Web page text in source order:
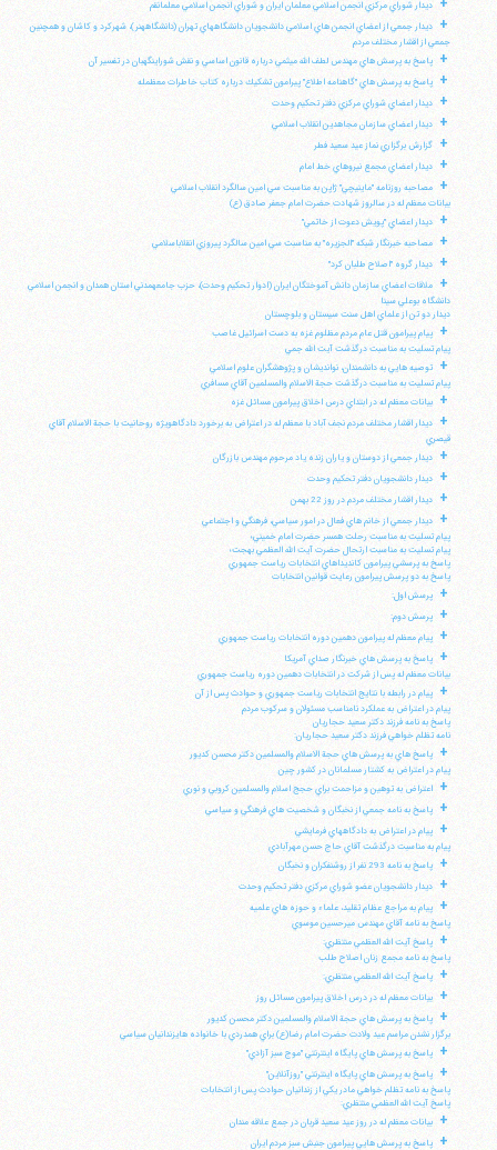
ديدار شوراي مركزي انجمن اسلامي معلمان ايران و شوراي انجمن اسلامي معلمانقم
+
ديدار جمعي از اعضاي انجمن هاي اسلامي دانشجويان دانشگاههاي تهران (دانشگاههنر)، شهركرد و كاشان و همچنين
جمعي از اقشار مختلف مردم
+ پاسخ به پرسش هاي مهندس لطف الله ميثمي درباره قانون اساسي و نقش شوراينگهبان در تفسير آن
+ پاسخ به پرسش هاي "گاهنامه اطلاع" پيرامون تشكيك درباره كتاب خاطرات معظمله
+ ديدار اعضاي شوراي مركزي دفتر تحكيم وحدت
+ ديدار اعضاي سازمان مجاهدين انقلاب اسلامي
+ گزارش برگزاري نماز عيد سعيد فطر
+ ديدار اعضاي مجمع نيروهاي خط امام
+
مصاحبه روزنامه "ماينيچي" ژاپن به مناسبت سي امين سالگرد انقلاب اسلامي
بيانات معظم له در سالروز شهادت حضرت امام جعفر صادق (ع)
+ ديدار اعضاي "پويش دعوت از خاتمي"
+ مصاحبه خبرنگار شبكه "الجزيره" به مناسبت سي امين سالگرد پيروزي انقلاباسلامي
+ ديدار گروه "اصلاح طلبان كرد"
+
ملاقات اعضاي سازمان دانش آموختگان ايران (ادوار تحكيم وحدت)، حزب جامعهمدني استان همدان و انجمن اسلامي
دانشگاه بوعلي سينا
ديدار دو تن از علماي اهل سنت سيستان و بلوچستان
+
پيام پيرامون قتل عام مردم مظلوم غزه به دست اسرائيل غاصب
پيام تسليت به مناسبت درگذشت آيت الله جمي
+
توصيه هايي به دانشمندان، نوانديشان و پژوهشگران علوم اسلامي
پيام تسليت به مناسبت درگذشت حجة الاسلام والمسلمين آقاي مسافري
+ بيانات معظم له در ابتداي درس اخلاق پيرامون مسائل غزه
+
ديدار اقشار مختلف مردم نجف آباد با معظم له در اعتراض به برخورد دادگاهويژه روحانيت با حجة الاسلام آقاي
قيصري
+ ديدار جمعي از دوستان و ياران زنده ياد مرحوم مهندس بازرگان
+ ديدار دانشجويان دفتر تحكيم وحدت
+ ديدار اقشار مختلف مردم در روز 22 بهمن
+
ديدار جمعي از خانم هاي فعال در امور سياسي، فرهنگي و اجتماعي
پيام تسليت به مناسبت رحلت همسر حضرت امام خميني؛
پيام تسليت به مناسبت ارتحال حضرت آيت الله العظمي بهجت؛
پاسخ به پرسشي پيرامون كانديداهاي انتخابات رياست جمهوري
پاسخ به دو پرسش پيرامون رعايت قوانين انتخابات
+ پرسش اول:
+ پرسش دوم:
+ پيام معظم له پيرامون دهمين دوره انتخابات رياست جمهوري
+
پاسخ به پرسش هاي خبرنگار صداي آمريكا
بيانات معظم له پس از شركت در انتخابات دهمين دوره رياست جمهوري
+
پيام در رابطه با نتايج انتخابات رياست جمهوري و حوادث پس از آن
پيام در اعتراض به عملكرد نامناسب مسئولان و سركوب مردم
پاسخ به نامه فرزند دكتر سعيد حجاريان
نامه تظلم خواهي فرزند دكتر سعيد حجاريان:
+
پاسخ هاي به پرسش هاي حجة الاسلام والمسلمين دكتر محسن كديور
پيام در اعتراض به كشتار مسلمانان در كشور چين
+ اعتراض به توهين و مزاحمت براي حجج اسلام والمسلمين كروبي و نوري
+ پاسخ به نامه جمعي از نخبگان و شخصيت هاي فرهنگي و سياسي
+
پيام در اعتراض به دادگاههاي فرمايشي
پيام به مناسبت درگذشت آقاي حاج حسن مهرآبادي
+ پاسخ به نامه 293 نفر از روشنفكران و نخبگان
+ ديدار دانشجويان عضو شوراي مركزي دفتر تحكيم وحدت
+
پيام به مراجع عظام تقليد، علماء و حوزه هاي علميه
پاسخ به نامه آقاي مهندس ميرحسين موسوي
+
پاسخ آيت الله العظمي منتظري:
پاسخ به نامه مجمع زنان اصلاح طلب
+ پاسخ آيت الله العظمي منتظري:
+ بيانات معظم له در درس اخلاق پيرامون مسائل روز
+
پاسخ به پرسش هاي حجة الاسلام والمسلمين دكتر محسن كديور
برگزار نشدن مراسم عيد ولادت حضرت امام رضا(ع) براي همدردي با خانواده هايزندانيان سياسي
+ پاسخ به پرسش هاي پايگاه اينترنتي "موج سبز آزادي"
+
پاسخ به پرسش هاي پايگاه اينترنتي "روزآنلاين"
پاسخ به نامه تظلم خواهي مادر يكي از زندانيان حوادث پس از انتخابات
پاسخ آيت الله العظمي منتظري:
+ بيانات معظم له در روز عيد سعيد قربان در جمع علاقه مندان
+ پاسخ به پرسش هايي پيرامون جنبش سبز مردم ايران